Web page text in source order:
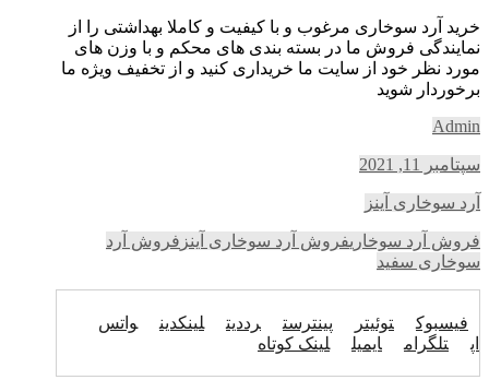
خرید آرد سوخاری مرغوب و با کیفیت و کاملا بهداشتی را از
نمایندگی فروش ما در بسته بندی های محکم و با وزن های
مورد نظر خود از سایت ما خریداری کنید و از تخفیف ویژه ما
برخوردار شوید
Admin
سپتامبر 11, 2021
آرد سوخاری آینز
فروش آرد سوخاریفروش آرد سوخاری آینز فروش آرد
سوخاری سفید
فیسبوک توئیتر پینترست رددیت لینکدین
واتس
اپ
تلگرام ایمیل لینک کوتاه